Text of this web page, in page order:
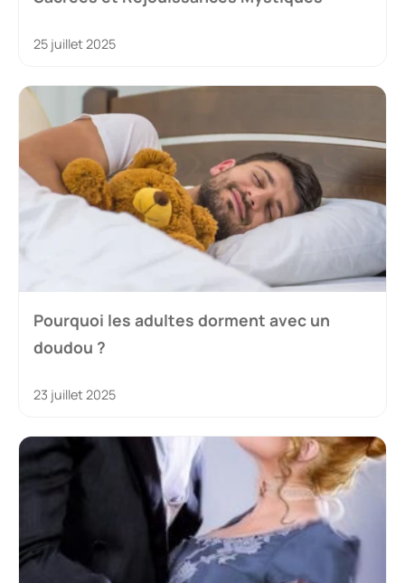
25 juillet 2025
Pourquoi les adultes dorment avec un
doudou ?
23 juillet 2025